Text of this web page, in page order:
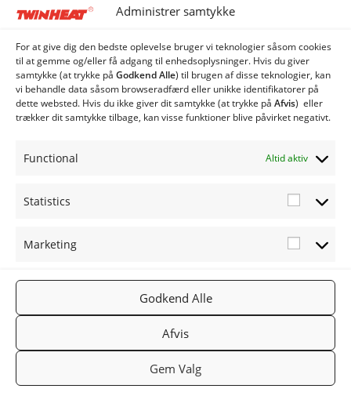
Administrer samtykke
For at give dig den bedste oplevelse bruger vi teknologier såsom cookies
til at gemme og/eller få adgang til enhedsoplysninger. Hvis du giver
samtykke (at trykke på Godkend Alle) til brugen af ​​disse teknologier, kan
vi behandle data såsom browseradfærd eller unikke identifikatorer på
dette websted. Hvis du ikke giver dit samtykke (at trykke på Afvis) eller
trækker dit samtykke tilbage, kan visse funktioner blive påvirket negativt.
Functional Altid aktiv
Statistics
Marketing
Godkend Alle
Afvis
Gem Valg
Type MCS med cellesluse
MCS40 Biobrændselsanlæg
MCS80 Biobrændselsanlæg
Type ME med spjældhus
Twinheat Industri Anlæg
Øvrige produkter
T
TWINHEA
Gå til
Twinheat.
dk
nyhedsbr